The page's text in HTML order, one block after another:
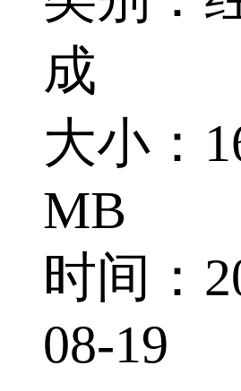
成
大小：
MB
时间：
08-19